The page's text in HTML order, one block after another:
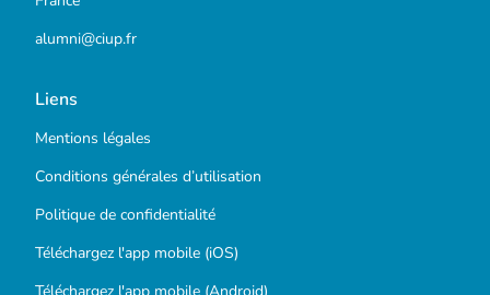
alumni@ciup.fr
Liens
Mentions légales
Conditions générales d’utilisation
Politique de confidentialité
Téléchargez l'app mobile (iOS)